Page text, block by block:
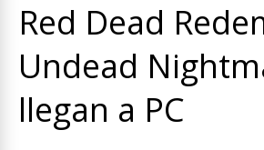
Red Dead
Undead
llegan a PC